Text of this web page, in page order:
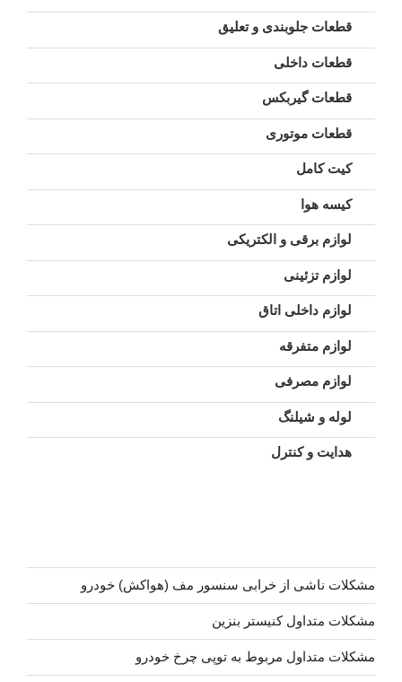
قطعات جلوبندی و تعلیق
قطعات داخلی
قطعات گیربکس
قطعات موتوری
کیت کامل
کیسه هوا
لوازم برقی و الکتریکی
لوازم تزئینی
لوازم داخلی اتاق
لوازم متفرقه
لوازم مصرفی
لوله و شیلنگ
هدایت و کنترل
مشکلات ناشی از خرابی سنسور مف (هواکش) خودرو
مشکلات متداول کنیستر بنزین
مشکلات متداول مربوط به توپی چرخ خودرو